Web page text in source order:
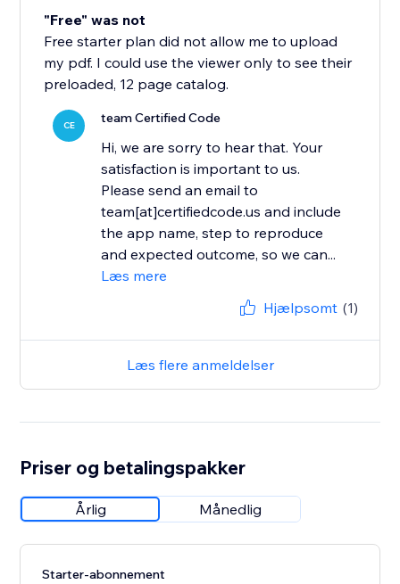
"Free" was not
Free starter plan did not allow me to upload
my pdf. I could use the viewer only to see their
preloaded, 12 page catalog.
CE team Certified Code
Hi, we are sorry to hear that. Your
satisfaction is important to us.
Please send an email to
team[at]certifiedcode.us and include
the app name, step to reproduce
and expected outcome, so we can...
Læs mere
Hjælpsomt (1)
Læs flere anmeldelser
Priser og betalingspakker
Årlig Månedlig
Starter-abonnement